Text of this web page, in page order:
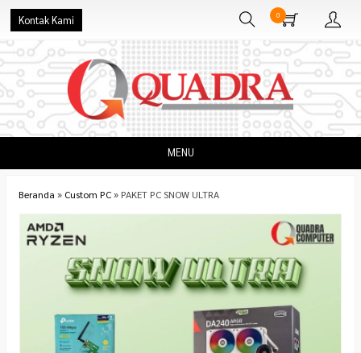
Kontak Kami 0
MENU
Beranda » Custom PC» PAKET PC SNOW ULTRA